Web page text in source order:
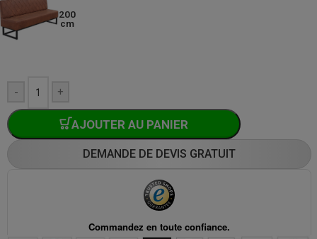
200
cm
- +
AJOUTER AU PANIER
DEMANDE DE DEVIS GRATUIT
Paiement sécurisé partout et à tout moment